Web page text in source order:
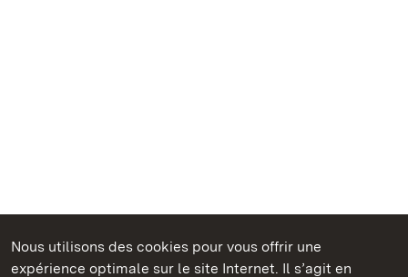
Nous utilisons des cookies pour vous offrir une
expérience optimale sur le site Internet. Il s’agit en
Châteaux et jardins publics du Bade-Wurtemberg